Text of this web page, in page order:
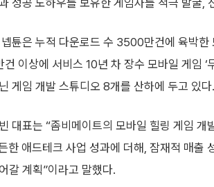
성공 노하우를 보유한 게임사를 적극 발굴,
튠은 누적 다운로드 수 3500만건에 육박한
이상에 서비스 10년 차 장수 모바일 게임
게임 개발 스튜디오 8개를 산하에 두고 있다.
대표는 “좀비메이트의 모바일 힐링 게임
한 애드테크 사업 성과에 더해, 잠재적 매출
갈 계획”이라고 말했다.